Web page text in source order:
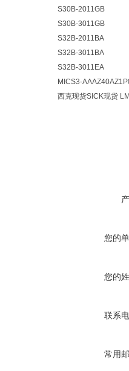
S30B-2011GB
S30B-3011GB
S32B-2011BA
S32B-3011BA
S32B-3011EA
MICS3-
西克现货SICK现货
您的
您的
联系
常用